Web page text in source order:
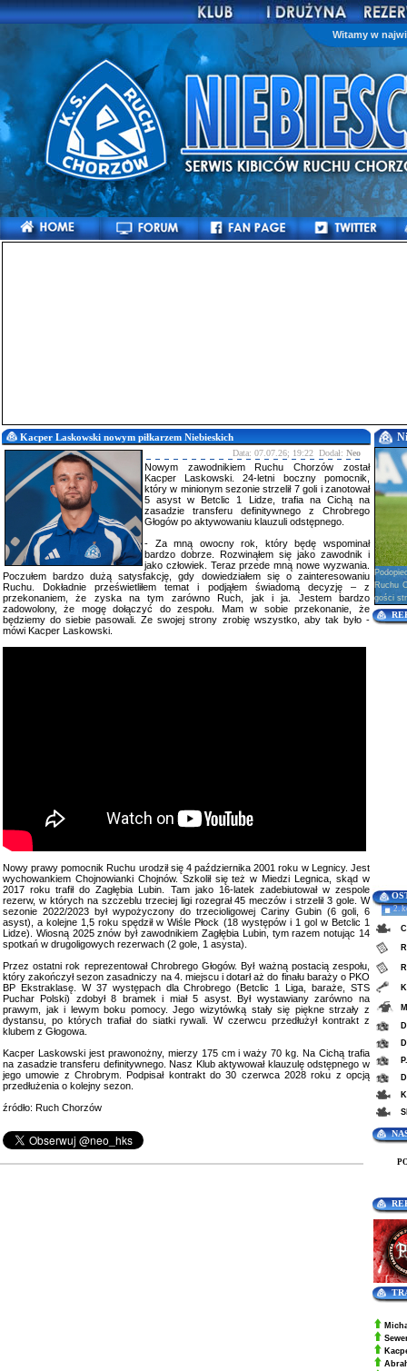
Witamy w
Kacper Laskowski nowym piłkarzem Niebieskich
Data: 07.07.26; 19:22 Dodał: Neo
Nowym zawodnikiem Ruchu Chorzów został
Kacper Laskowski. 24-letni boczny pomocnik,
który w minionym sezonie strzelił 7 goli i zanotował
5 asyst w Betclic 1 Lidze, trafia na Cichą na
zasadzie transferu definitywnego z Chrobrego
Głogów po aktywowaniu klauzuli odstępnego.
- Za mną owocny rok, który będę wspominał
bardzo dobrze. Rozwinąłem się jako zawodnik i
jako człowiek. Teraz przede mną nowe wyzwania.
Poczułem bardzo dużą satysfakcję, gdy dowiedziałem się o zainteresowaniu
Ruchu. Dokładnie prześwietliłem temat i podjąłem świadomą decyzję – z
przekonaniem, że zyska na tym zarówno Ruch, jak i ja. Jestem bardzo
zadowolony, że mogę dołączyć do zespołu. Mam w sobie przekonanie, że
będziemy do siebie pasowali. Ze swojej strony zrobię wszystko, aby tak było -
mówi Kacper Laskowski.
Nowy prawy pomocnik Ruchu urodził się 4 października 2001 roku w Legnicy. Jest
wychowankiem Chojnowianki Chojnów. Szkolił się też w Miedzi Legnica, skąd w
2017 roku trafił do Zagłębia Lubin. Tam jako 16-latek zadebiutował w zespole
rezerw, w których na szczeblu trzeciej ligi rozegrał 45 meczów i strzelił 3 gole. W
sezonie 2022/2023 był wypożyczony do trzecioligowej Cariny Gubin (6 goli, 6
asyst), a kolejne 1,5 roku spędził w Wiśle Płock (18 występów i 1 gol w Betclic 1
Lidze). Wiosną 2025 znów był zawodnikiem Zagłębia Lubin, tym razem notując 14
spotkań w drugoligowych rezerwach (2 gole, 1 asysta).
Przez ostatni rok reprezentował Chrobrego Głogów. Był ważną postacią zespołu,
który zakończył sezon zasadniczy na 4. miejscu i dotarł aż do finału baraży o PKO
BP Ekstraklasę. W 37 występach dla Chrobrego (Betclic 1 Liga, baraże, STS
Puchar Polski) zdobył 8 bramek i miał 5 asyst. Był wystawiany zarówno na
prawym, jak i lewym boku pomocy. Jego wizytówką stały się piękne strzały z
dystansu, po których trafiał do siatki rywali. W czerwcu przedłużył kontrakt z
klubem z Głogowa.
Kacper Laskowski jest prawonożny, mierzy 175 cm i waży 70 kg. Na Cichą trafia
na zasadzie transferu definitywnego. Nasz Klub aktywował klauzulę odstępnego w
jego umowie z Chrobrym. Podpisał kontrakt do 30 czerwca 2028 roku z opcją
przedłużenia o kolejny sezon.
źródło: Ruch Chorzów
Ruchu
gości
2.